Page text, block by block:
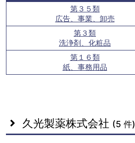
第３５類
広告、事業、卸売
第３類
洗浄剤、化粧品
第１６類
紙、事務用品
久光製薬株式会社 (5 件)